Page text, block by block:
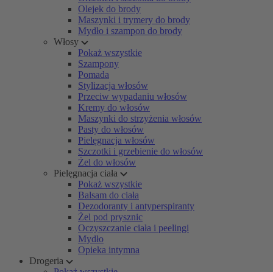
Olejek do brody
Maszynki i trymery do brody
Mydło i szampon do brody
Włosy
Pokaż wszystkie
Szampony
Pomada
Stylizacja włosów
Przeciw wypadaniu włosów
Kremy do włosów
Maszynki do strzyżenia włosów
Pasty do włosów
Pielęgnacja włosów
Szczotki i grzebienie do włosów
Żel do włosów
Pielęgnacja ciała
Pokaż wszystkie
Balsam do ciała
Dezodoranty i antyperspiranty
Żel pod prysznic
Oczyszczanie ciała i peelingi
Mydło
Opieka intymna
Drogeria